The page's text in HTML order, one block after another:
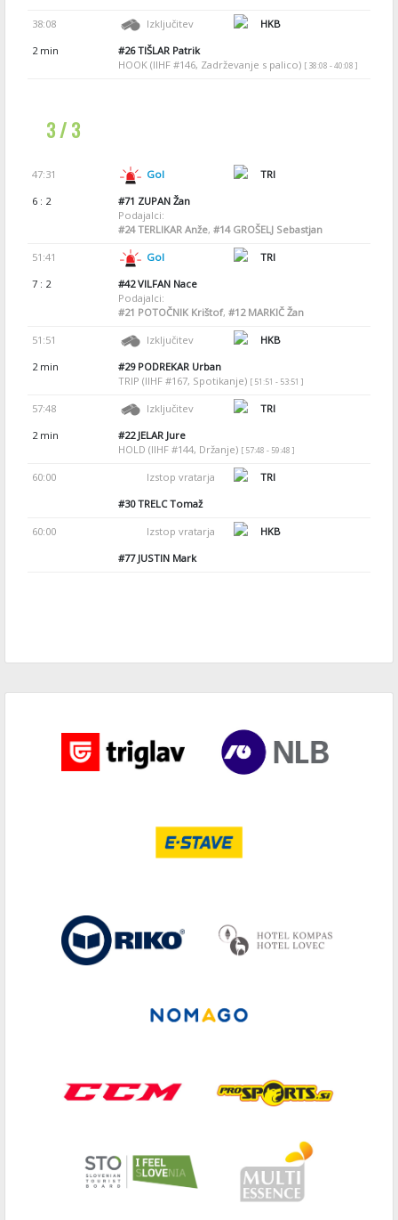
38:08 Izključitev
HKB
2 min
#26TIŠLAR Patrik
HOOK (IIHF #146, Zadrževanje s palico) [ 38:08 - 40:08 ]
3 / 3
47:31 Gol
TRI
6 : 2
#71 ZUPAN Žan
Podajalci:
#24TERLIKAR Anže, #14GROŠELJ Sebastjan
51:41 Gol
TRI
7 : 2
#42VILFAN Nace
Podajalci:
#21 POTOČNIK Krištof, #12MARKIČ Žan
51:51 Izključitev
HKB
2 min
#29PODREKAR Urban
TRIP (IIHF #167, Spotikanje) [ 51:51 - 53:51 ]
57:48 Izključitev
TRI
2 min
#22JELAR Jure
HOLD (IIHF #144, Držanje) [ 57:48 - 59:48 ]
60:00 Izstop vratarja
TRI
#30TRELC Tomaž
60:00 Izstop vratarja
HKB
#77JUSTIN Mark